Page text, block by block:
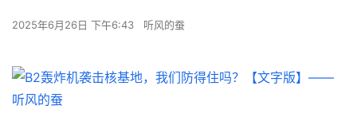
2025年6月26日 下午6:43 听风的蚕